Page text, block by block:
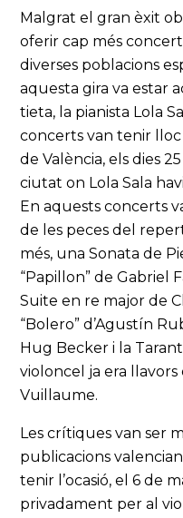
Malgrat el gran èxit
oferir cap més
diverses poblacions
aquesta gira va estar
tieta, la pianista Lola
concerts van tenir lloc
de València, els dies
ciutat on Lola Sala
En aquests concerts
de les peces del
més, una Sonata de
“Papillon” de Gabriel
Suite en re major de
“Bolero” d’Agustín
Hug Becker i la
violoncel ja era llavors
Vuillaume.
Les crítiques van ser
publicacions
tenir l’ocasió, el 6 de
privadament per al